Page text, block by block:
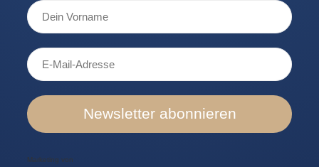
Newsletter abonnieren
Marketing von